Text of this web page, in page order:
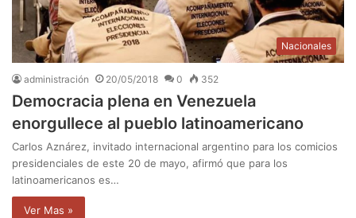
Nacionales
administración 20/05/2018 0 352
Democracia plena en Venezuela
enorgullece al pueblo latinoamericano
Carlos Aznárez, invitado internacional argentino para los comicios
presidenciales de este 20 de mayo, afirmó que para los
latinoamericanos es…
Ver Mas »